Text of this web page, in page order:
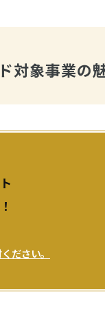
対象事業の
ださい。